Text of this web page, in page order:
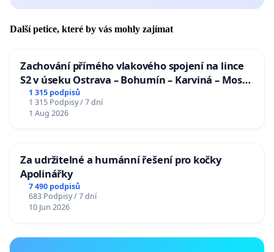
Další petice, které by vás mohly zajímat
Zachování přímého vlakového spojení na lince
S2 v úseku Ostrava – Bohumín – Karviná – Mosty
u Jablunkova
1 315 podpisů
1 315 Podpisy / 7 dní
1 Aug 2026
Za udržitelné a humánní řešení pro kočky
Apolinářky
7 490 podpisů
683 Podpisy / 7 dní
10 Jun 2026